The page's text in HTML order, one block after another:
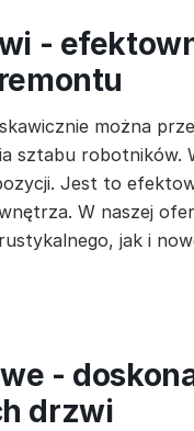
-
można
sztabu robotników.
Jest to
W naszej
jak i
-
drzwi